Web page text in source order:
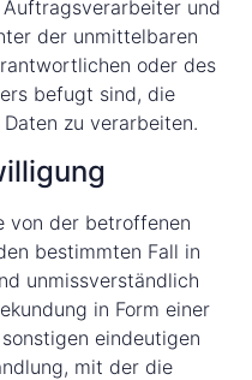
und
der unmittelbaren
oder des
befugt sind, die
zu verarbeiten.
von der betroffenen
bestimmten Fall in
unmissverständlich
in Form einer
eindeutigen
mit der die